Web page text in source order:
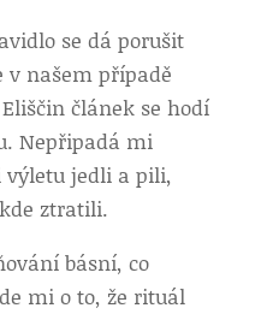
se dá porušit
v našem případě
článek se hodí
Nepřipadá mi
výletu jedli a pili,
ztratili.
básní, co
mi o to, že rituál